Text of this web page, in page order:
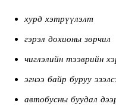
хурд хэтрүүлэлт
гэрэл дохионы зөрчил
чиглэлийн тээврийн
эгнээ байр буруу
автобусны буудал